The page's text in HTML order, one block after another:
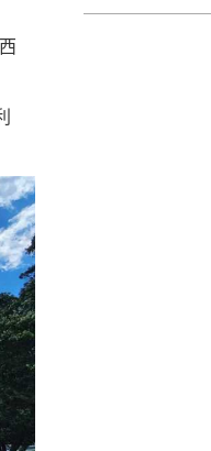
通效率与安全